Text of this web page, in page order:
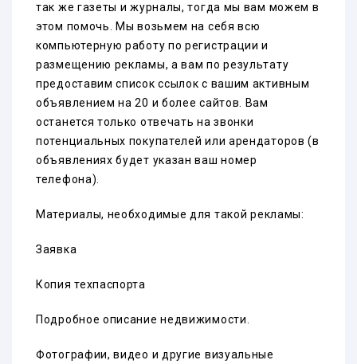
так же газеты и журналы, тогда мы вам можем в
этом помочь. Мы возьмем на себя всю
компьютерную работу по регистрации и
размещению рекламы, а вам по результату
предоставим список ссылок с вашим активным
объявлением на 20 и более сайтов. Вам
останется только отвечать на звонки
потенциальных покупателей или арендаторов (в
объявлениях будет указан ваш номер
телефона).
Материалы, необходимые для такой рекламы:
Заявка
Копия техпаспорта
Подробное описание недвижимости.
Фотографии, видео и другие визуальные